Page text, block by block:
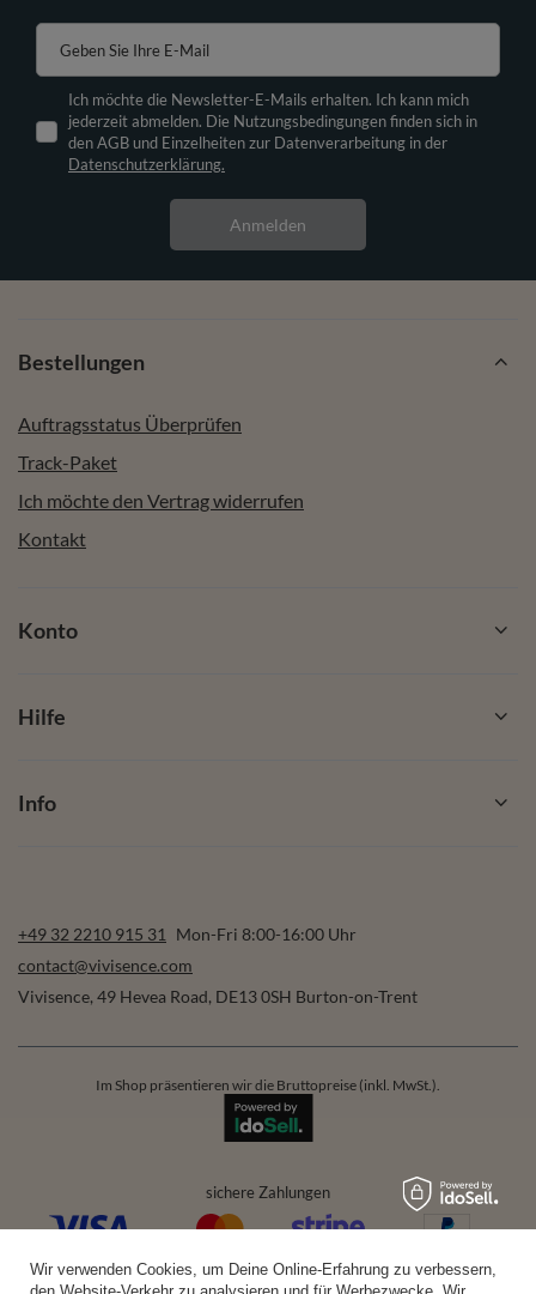
Geben Sie Ihre E-Mail
Ich möchte die Newsletter-E-Mails erhalten. Ich kann mich
jederzeit abmelden. Die Nutzungsbedingungen finden sich in
den AGB und Einzelheiten zur Datenverarbeitung in der
Datenschutzerklärung.
Anmelden
Bestellungen
Auftragsstatus Überprüfen
Track-Paket
Ich möchte den Vertrag widerrufen
Kontakt
Konto
Hilfe
Info
+49 32 2210 915 31
Mon-Fri 8:00-16:00 Uhr
contact@vivisence.com
Vivisence, 49 Hevea Road, DE13 0SH Burton-on-Trent
Im Shop präsentieren wir die Bruttopreise (inkl. MwSt.).
sichere Zahlungen
bequeme Lieferung
Wir verwenden Cookies, um Deine Online-Erfahrung zu verbessern,